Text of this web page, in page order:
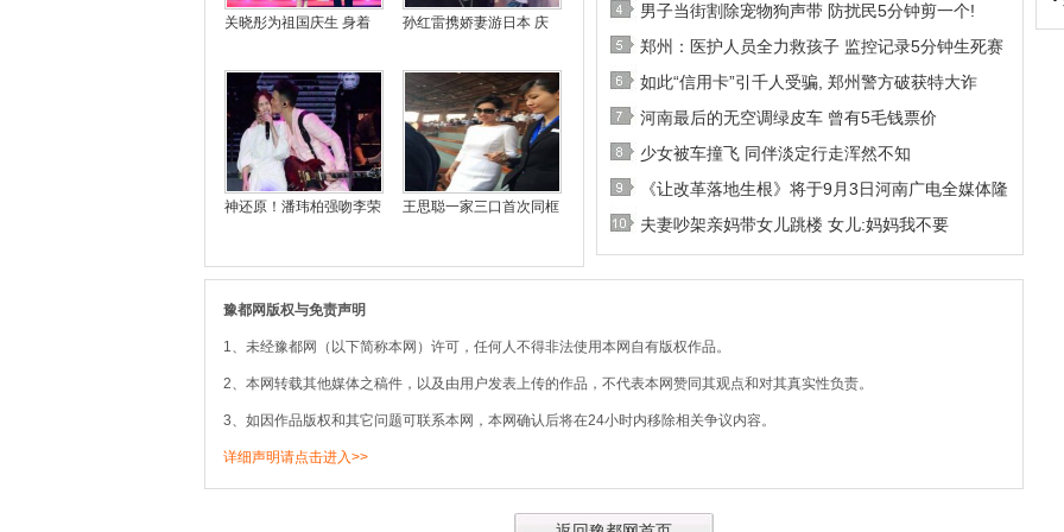
关晓彤为祖国庆生 身着 孙红雷携娇妻游日本 庆
神还原！潘玮柏强吻李荣 王思聪一家三口首次同框
男子当街割除宠物狗声带 防扰民5分钟剪一个!
郑州：医护人员全力救孩子 监控记录5分钟生死赛
如此“信用卡”引千人受骗, 郑州警方破获特大诈
河南最后的无空调绿皮车 曾有5毛钱票价
少女被车撞飞 同伴淡定行走浑然不知
《让改革落地生根》将于9月3日河南广电全媒体隆
夫妻吵架亲妈带女儿跳楼 女儿:妈妈我不要
豫都网版权与免责声明
1、未经豫都网（以下简称本网）许可，任何人不得非法使用本网自有版权作品。
2、本网转载其他媒体之稿件，以及由用户发表上传的作品，不代表本网赞同其观点和对其真实性负责。
3、如因作品版权和其它问题可联系本网，本网确认后将在24小时内移除相关争议内容。
详细声明请点击进入>>